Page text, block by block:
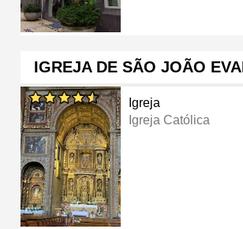
IGREJA DE SÃO JOÃO
Igreja
Igreja Católica